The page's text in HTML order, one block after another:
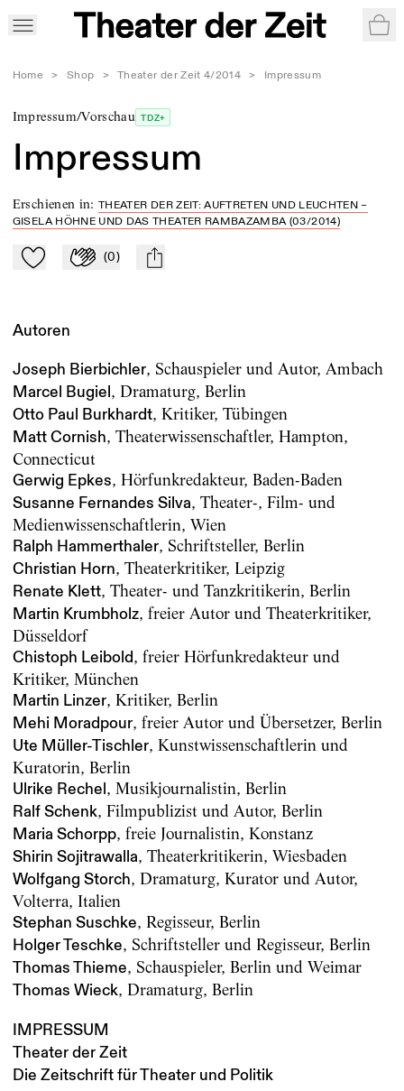
Home > Shop > Theater der Zeit 4/2014 > Impressum
Impressum/Vorschau TDZ+
Impressum
Erschienen in:THEATER DER ZEIT: AUFTRETEN UND LEUCHTEN –
GISELA HÖHNE UND DAS THEATER RAMBAZAMBA (03/2014)
Zu Mein-TdZ hinzufügen
Applaudieren
(0) mail
Autoren
Joseph Bierbichler, Schauspieler und Autor, Ambach
Marcel Bugiel, Dramaturg, Berlin
Otto Paul Burkhardt, Kritiker, Tübingen
Matt Cornish, Theaterwissenschaftler, Hampton,
Connecticut
Gerwig Epkes, Hörfunkredakteur, Baden-Baden
Susanne Fernandes Silva, Theater-, Film- und
Medienwissenschaftlerin, Wien
Ralph Hammerthaler, Schriftsteller, Berlin
Christian Horn, Theaterkritiker, Leipzig
Renate Klett, Theater- und Tanzkritikerin, Berlin
Martin Krumbholz, freier Autor und Theaterkritiker,
Düsseldorf
Chistoph Leibold, freier Hörfunkredakteur und
Kritiker, München
Martin Linzer, Kritiker, Berlin
Mehi Moradpour, freier Autor und Übersetzer, Berlin
Ute Müller-Tischler, Kunstwissenschaftlerin und
Kuratorin, Berlin
Ulrike Rechel, Musikjournalistin, Berlin
Ralf Schenk, Filmpublizist und Autor, Berlin
Maria Schorpp, freie Journalistin, Konstanz
Shirin Sojitrawalla, Theaterkritikerin, Wiesbaden
Wolfgang Storch, Dramaturg, Kurator und Autor,
Volterra, Italien
Stephan Suschke, Regisseur, Berlin
Holger Teschke, Schriftsteller und Regisseur, Berlin
Thomas Thieme, Schauspieler, Berlin und Weimar
Thomas Wieck, Dramaturg, Berlin
IMPRESSUM
Theater der Zeit
Die Zeitschrift für Theater und Politik